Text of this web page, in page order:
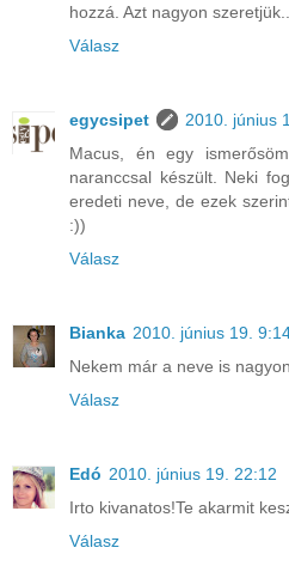
hozzá. Azt nagyon
Válasz
egycsipet
2010. június
Macus, én egy
naranccsal készült. Neki
eredeti neve, de ezek
:))
Válasz
Bianka 2010. június 19.
Nekem már a neve is
Válasz
Edó 2010. június 19. 22:12
Irto kivanatos!Te akarmit
Válasz